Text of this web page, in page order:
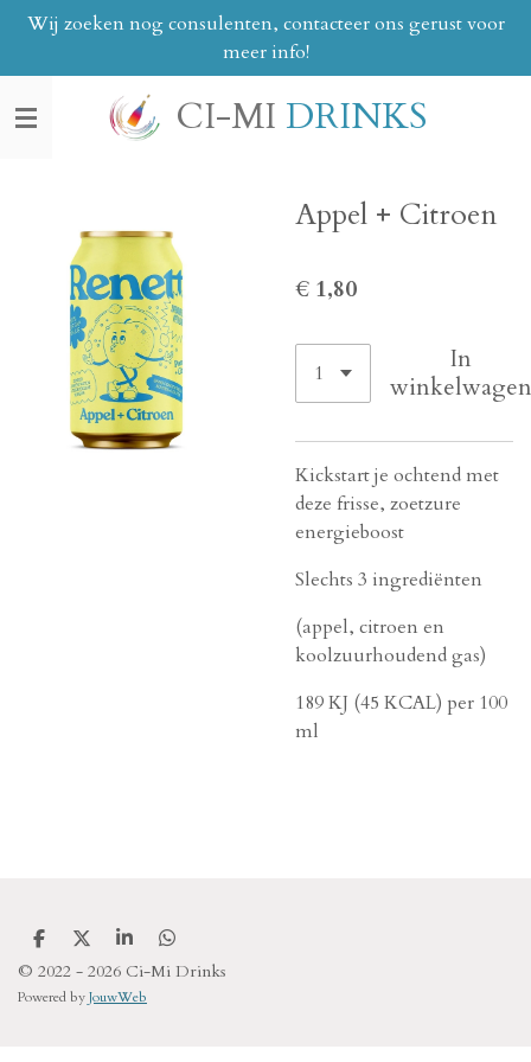
Ga
naar
de
hoofdinhoud
CI-MI DRINKS
Wij zoeken nog consulenten, contacteer ons gerust voor
meer info!
Appel + Citroen
€ 1,80
In
winkelwagen
Kickstart je ochtend met
deze frisse, zoetzure
energieboost
Slechts 3 ingrediënten
(appel, citroen en
koolzuurhoudend gas)
189 KJ (45 KCAL) per 100
ml
D
e
l
e
D
e
e
l
S
h
a
r
D
e
l
© 2022 - 2026 Ci-Mi Drinks
Powered byJouwWeb